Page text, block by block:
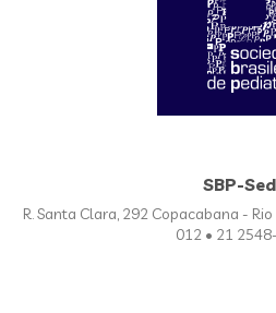
SBP-
R. Santa Clara, 292 Copacabana -
012 • 21